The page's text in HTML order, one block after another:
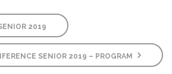
2019
SENIOR 2019 – PROGRAM